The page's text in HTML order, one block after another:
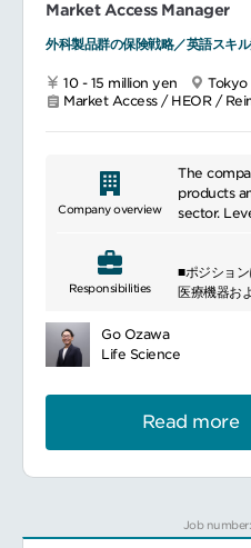
Market Access Manager
外科製品群の保険戦略／英語スキ
10 - 15 million yen Tokyo
Market Access / HEOR /
Company overview
The
products
sector.
and the
it
industry.
Responsibilities
■ポジショ
医療機器お
す。
ークホルダ
案・実行、
するポジシ
■主な業務
厚生労働省
Go Ozawa
Life Science
Read more
Job